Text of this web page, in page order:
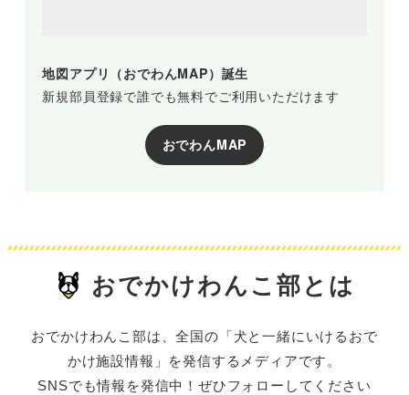
地図アプリ（おでわんMAP）誕生
新規部員登録で誰でも無料でご利用いただけます
おでわんMAP
おでかけわんこ部とは
おでかけわんこ部は、全国の「犬と一緒にいけるおで
かけ施設情報」を発信するメディアです。
SNSでも情報を発信中！ぜひフォローしてください